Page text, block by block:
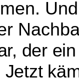
der